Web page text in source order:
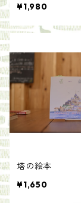
¥1,980
塔の絵本
¥1,650